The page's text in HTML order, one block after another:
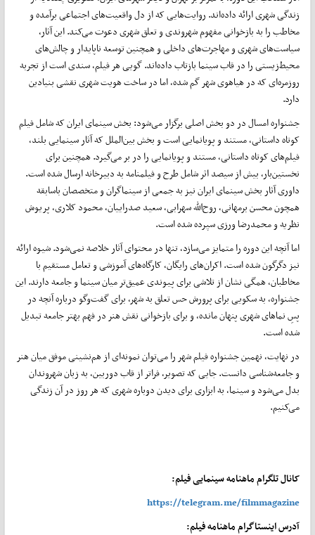
زندگی شهری ارائه داده‌اند. روایت‌هایی که از دل واقعیت‌های اجتماعی برآمده و
مخاطب را به بازخوانی مفهوم شهروندی و تعلق شهری دعوت می‌کند. این آثار،
سیاست‌های شهری و مهاجرت‌های داخلی و همچنین توسعه ناپایدار و چالش‌های
محیط‌زیستی را در قاب سینما بازتاب داده‌اند. گویی هر فیلم، سندی است از تجربه
روزمره‌ای که در هیاهوی شهر گم شده، اما در ساخت هویت شهری نقشی بنیادین
دارد.
جشنواره امسال در دو بخش اصلی برگزار می‌شود: بخش سینمای ایران که شامل فیلم
کوتاه داستانی، مستند و پویانمایی است و بخش بین‌الملل که آثار سینمایی بلند،
فیلم‌های کوتاه داستانی، مستند و پویانمایی را در بر می‌گیرد. همچنین برای
نخستین‌بار، بیش از سیصد اثر شامل طرح و فیلمنامه به دبیرخانه ارسال شده‌ است.
داوری آثار بخش سینمای ایران نیز به جمعی از سینماگران و متخصصان باسابقه
همچون محسن برمهانی، روح‌الله سهرابی، سعید صدراییان، محمود کلاری، پریوش
نظریه و محمدرضا ورزی سپرده شده است.
اما آنچه این دوره را متمایز می‌سازد، تنها در محتوای آثار خلاصه نمی‌شود. شیوه ارائه
نیز دگرگون شده است. اکران‌های رایگان، کارگاه‌های آموزشی و تعامل مستقیم با
مخاطبان، همگی نشان از تلاشی برای پیوندی عمیق‌تر میان سینما و جامعه دارند. این
جشنواره، به سکویی برای پرورش حس تعلق به شهر، برای گفت‌وگو درباره آنچه در
پسِ نماهای شهری پنهان مانده، و برای بازخوانی نقش هنر در فهم بهتر جامعه تبدیل
شده است.
در نهایت، نهمین جشنواره فیلم شهر را می‌توان نمونه‌ای از هم‌نشینی موفق میان هنر
و جامعه‌شناسی دانست. جایی که تصویر، فراتر از قاب دوربین، به زبان شهروندان
بدل می‌شود و سینما، به ابزاری برای دیدن دوباره شهری که هر روز در آن زندگی
می‌کنیم.
کانال تلگرام ماهنامه سینمایی فیلم:
https://telegram.me/filmmagazine
آدرس اینستاگرام ماهنامه فیلم: